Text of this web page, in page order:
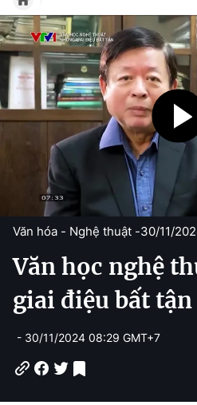
Văn hóa - Nghệ thuật -30/11/
Văn học nghệ
giai điệu bất tận
- 30/11/2024 08:29 GMT+7